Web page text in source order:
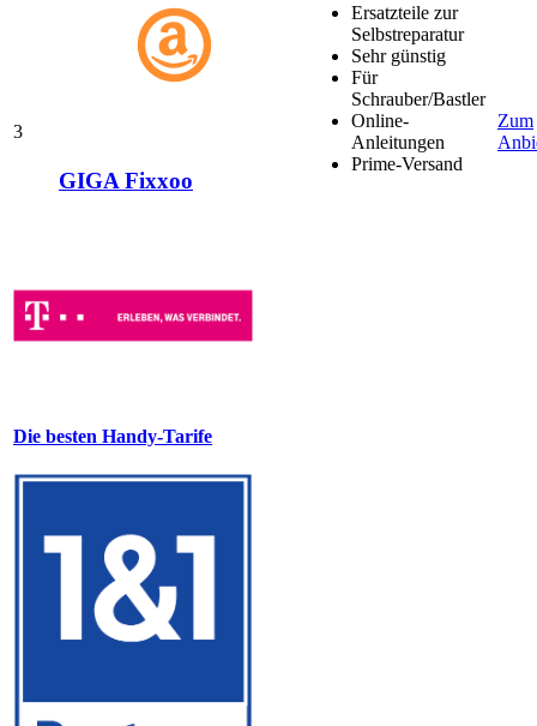
3
GIGA Fixxoo
Ersatzteile zur
Selbstreparatur
Sehr günstig
Für
Schrauber/Bastler
Online-
Anleitungen
Prime-Versand
Zum
Die besten Handy-Tarife